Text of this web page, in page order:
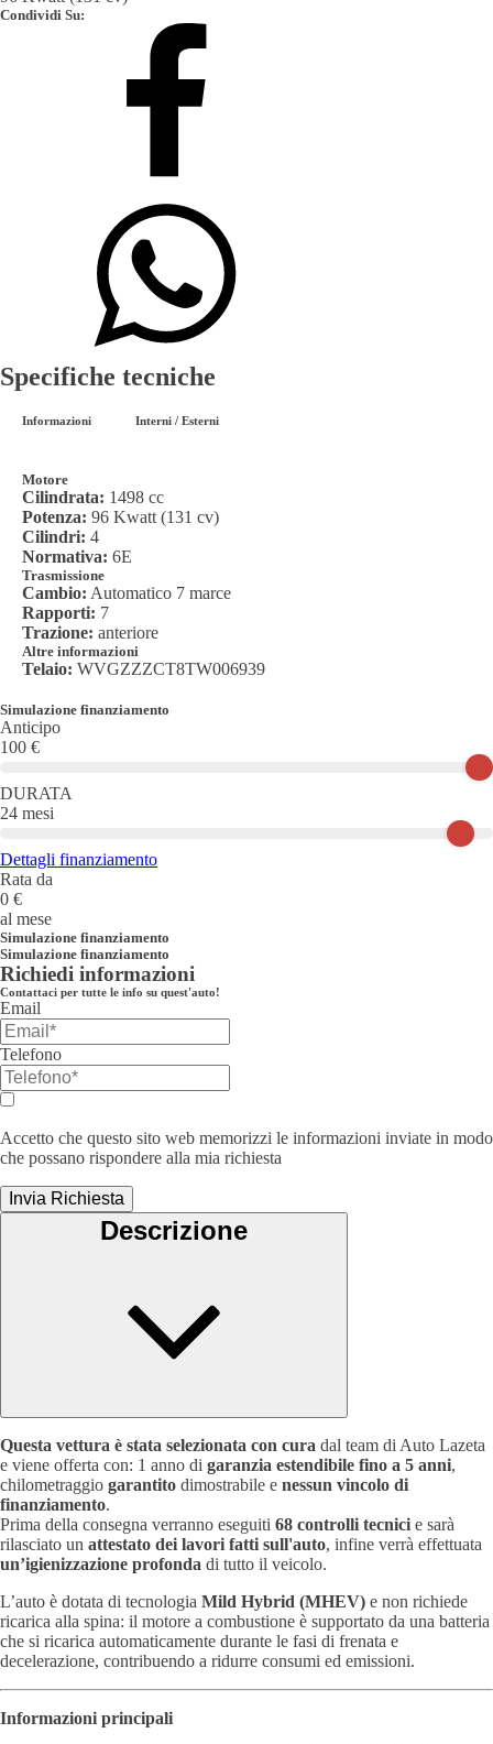
Condividi Su:
Specifiche tecniche
Informazioni Interni / Esterni
Motore
Cilindrata: 1498 cc
Potenza: 96 Kwatt (131 cv)
Cilindri: 4
Normativa: 6E
Trasmissione
Cambio: Automatico 7 marce
Rapporti: 7
Trazione: anteriore
Altre informazioni
Telaio: WVGZZZCT8TW006939
Simulazione finanziamento
Anticipo
100 €
DURATA
24 mesi
Dettagli finanziamento
Rata da
0 €
al mese
Simulazione finanziamento
Simulazione finanziamento
Richiedi informazioni
Contattaci per tutte le info su quest'auto!
Email
Telefono
Accetto che questo sito web memorizzi le informazioni inviate in modo
che possano rispondere alla mia richiesta
Invia Richiesta
Descrizione
Questa vettura è stata selezionata con cura dal team di Auto Lazeta
e viene offerta con: 1 anno di garanzia estendibile fino a 5 anni,
chilometraggio garantito dimostrabile e nessun vincolo di
finanziamento.
Prima della consegna verranno eseguiti 68 controlli tecnici e sarà
rilasciato un attestato dei lavori fatti sull'auto, infine verrà effettuata
un’igienizzazione profonda di tutto il veicolo.
L’auto è dotata di tecnologia Mild Hybrid (MHEV) e non richiede
ricarica alla spina: il motore a combustione è supportato da una batteria
che si ricarica automaticamente durante le fasi di frenata e
decelerazione, contribuendo a ridurre consumi ed emissioni.
Informazioni principali